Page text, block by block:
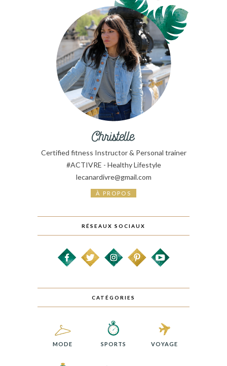
Certified fitness Instructor & Personal trainer
#ACTIVRE - Healthy Lifestyle
lecanardivre@gmail.com
À PROPOS
RÉSEAUX SOCIAUX
CATÉGORIES
MODE SPORTS VOYAGE